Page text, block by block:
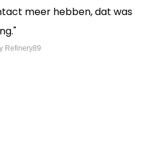
meer hebben, dat was
Refinery89